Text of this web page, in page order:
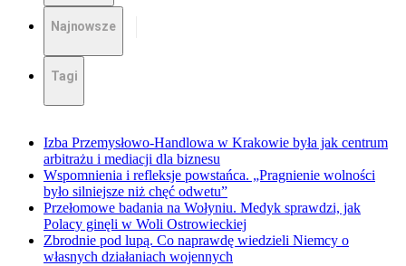
Najnowsze
Tagi
Izba Przemysłowo-Handlowa w Krakowie była jak centrum
arbitrażu i mediacji dla biznesu
Wspomnienia i refleksje powstańca. „Pragnienie wolności
było silniejsze niż chęć odwetu”
Przełomowe badania na Wołyniu. Medyk sprawdzi, jak
Polacy ginęli w Woli Ostrowieckiej
Zbrodnie pod lupą. Co naprawdę wiedzieli Niemcy o
własnych działaniach wojennych